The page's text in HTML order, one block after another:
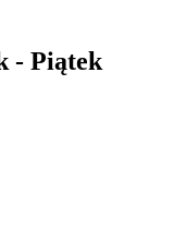
- Piątek